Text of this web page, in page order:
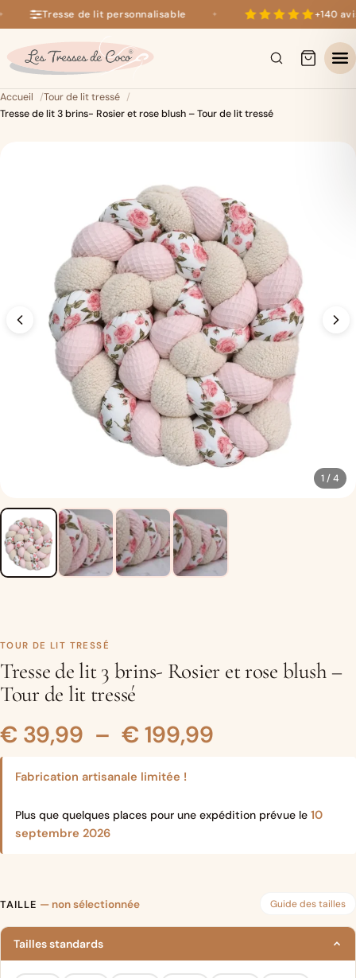
+140 avis 5 étoiles sur Google
Tresse de lit personnalisable +140
Accueil
Tour de lit tressé
Tresse de lit 3 brins- Rosier et rose blush – Tour de lit tressé
1 / 4
TOUR DE LIT TRESSÉ
Tresse de lit 3 brins- Rosier et rose blush –
Tour de lit tressé
€ 39,99 – € 199,99
prix :
€ 199,99
Fabrication artisanale limitée !
Plus que quelques places pour une expédition prévue le 10
septembre 2026
TAILLE — non sélectionnée Guide des tailles
Tailles standards